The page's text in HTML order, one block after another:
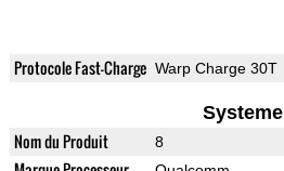
Protocole Fast-Charge Warp Charge 30T
Systeme
Nom du Produit 8